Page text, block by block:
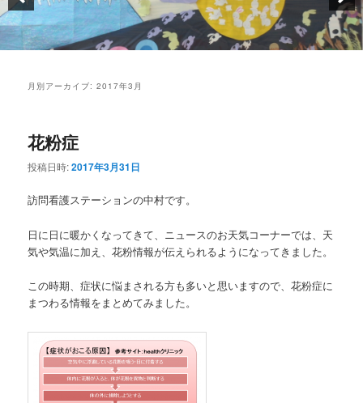
月別アーカイブ:2017年3月
花粉症
投稿日時:2017年3月31日
訪問看護ステーションの中村です。
日に日に暖かくなってきて、ニュースのお天気コーナーでは、天
気や気温に加え、花粉情報が伝えられるようになってきました。
この時期、症状に悩まされる方も多いと思いますので、花粉症に
まつわる情報をまとめてみました。